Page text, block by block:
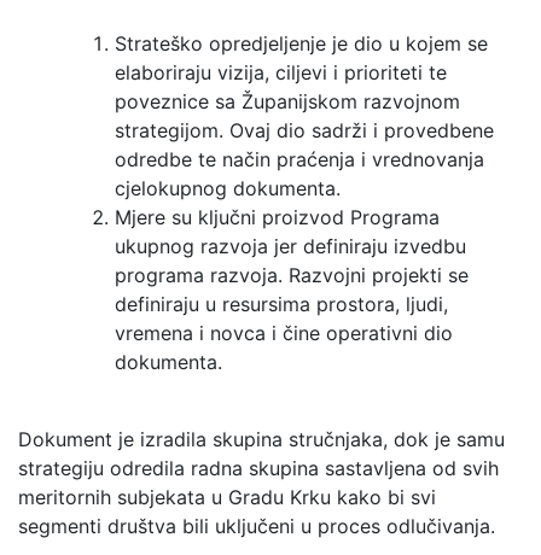
Strateško opredjeljenje je dio u kojem se
elaboriraju vizija, ciljevi i prioriteti te
poveznice sa Županijskom razvojnom
strategijom. Ovaj dio sadrži i provedbene
odredbe te način praćenja i vrednovanja
cjelokupnog dokumenta.
Mjere su ključni proizvod Programa
ukupnog razvoja jer definiraju izvedbu
programa razvoja. Razvojni projekti se
definiraju u resursima prostora, ljudi,
vremena i novca i čine operativni dio
dokumenta.
Dokument je izradila skupina stručnjaka, dok je samu
strategiju odredila radna skupina sastavljena od svih
meritornih subjekata u Gradu Krku kako bi svi
segmenti društva bili uključeni u proces odlučivanja.